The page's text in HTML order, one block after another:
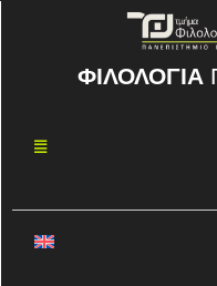
ΦΙΛΟΛΟΓΙΑ
21
By ΦΏΤΗΣ ΚΑΣΠΊΡΗΣ
Παρακαλούνται όσοι